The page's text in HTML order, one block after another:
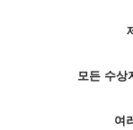
모든 수상
여